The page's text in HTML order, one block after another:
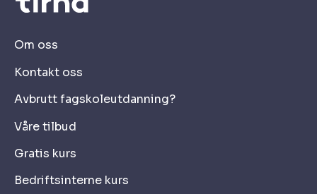
Om oss
Kontakt oss
Avbrutt fagskoleutdanning?
Våre tilbud
Gratis kurs
Bedriftsinterne kurs